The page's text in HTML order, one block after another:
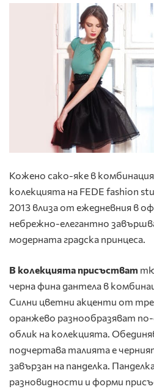
Кожено сако-яке в
колекцията на FEDE fashion
2013 влиза от ежедневния в
небрежно-елегантно
модерната градска принцеса.
В колекцията присъстват
черна фина дантела в
Силни цветни акценти от
оранжево разнообразяват
облик на колекцията.
подчертава талията е
завързан на панделка.
разновидности и форми